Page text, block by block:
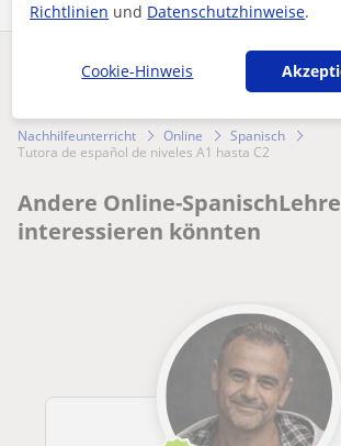
Enthält dieses Profil einen Fehler?
Nachhilfeunterricht Online
Spanisch
Tutora de español de niveles A1 hasta C2
Andere Online-
interessieren könnten
Richtlinien und Datenschutzhinweise.
Cookie-Hinweis